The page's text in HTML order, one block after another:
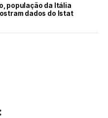
população da Itália
dados do Istat